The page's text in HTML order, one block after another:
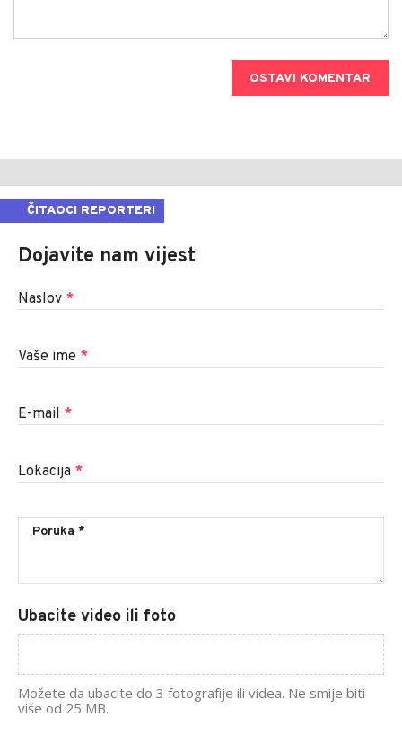
OSTAVI KOMENTAR
ČITAOCI REPORTERI
Dojavite nam vijest
Naslov *
Vaše ime *
E-mail *
Lokacija *
Ubacite video ili foto
Možete da ubacite do 3 fotografije ili videa. Ne smije biti
više od 25 MB.